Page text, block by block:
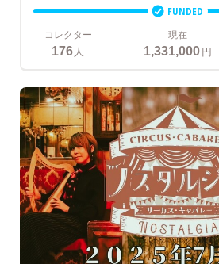
FUNDED
コレクター
176人
現在
1,331,000円